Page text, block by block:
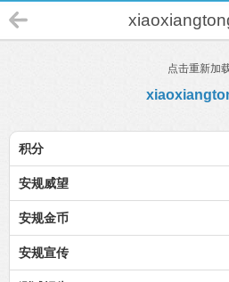
点击重新加
积分
安规威望
安规金币
安规宣传